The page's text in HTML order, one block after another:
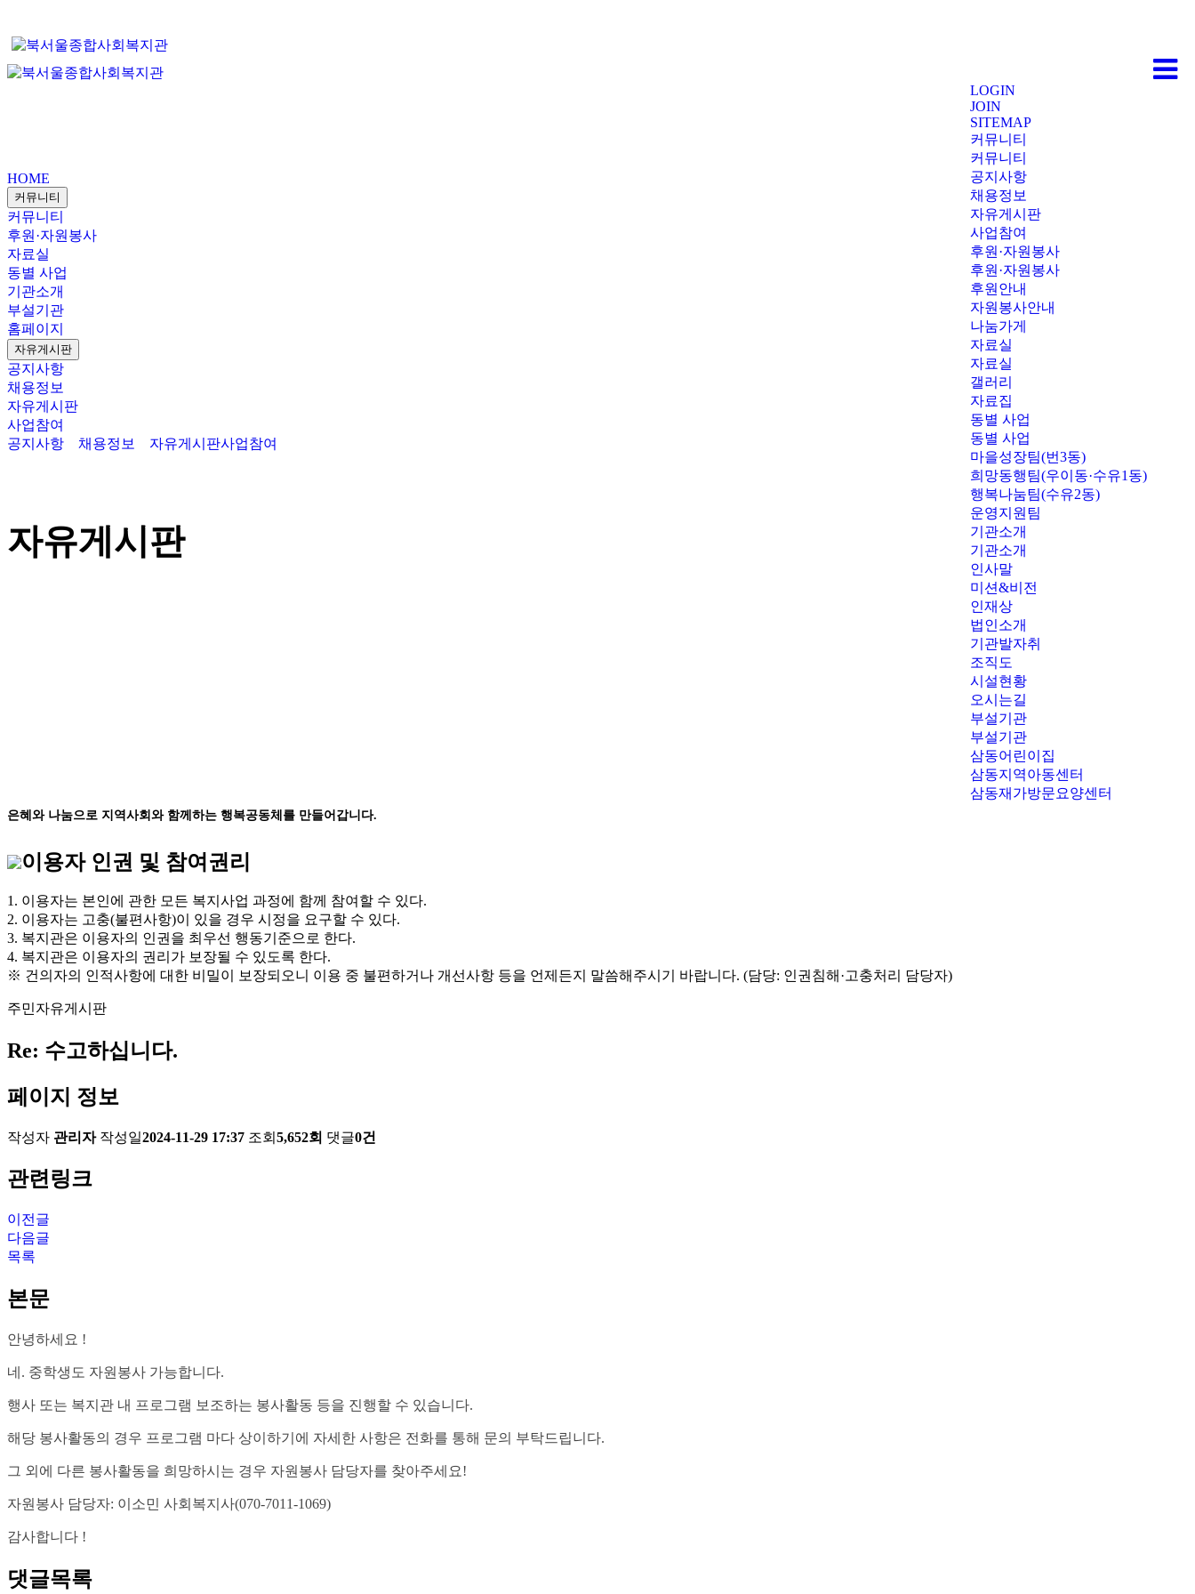
LOGIN
JOIN
SITEMAP
커뮤니티
커뮤니티
공지사항
채용정보
자유게시판
사업참여
후원·자원봉사
후원·자원봉사
후원안내
자원봉사안내
나눔가게
자료실
자료실
갤러리
자료집
동별 사업
동별 사업
마을성장팀(번3동)
희망동행팀(우이동·수유1동)
행복나눔팀(수유2동)
운영지원팀
기관소개
기관소개
인사말
미션&비전
인재상
법인소개
기관발자취
조직도
시설현황
오시는길
부설기관
부설기관
삼동어린이집
삼동지역아동센터
삼동재가방문요양센터
HOME
커뮤니티
커뮤니티
후원·자원봉사
자료실
동별 사업
기관소개
부설기관
홈페이지
자유게시판
공지사항
채용정보
자유게시판
사업참여
공지사항
채용정보 자유게시판사업참여
자유게시판
은혜와 나눔으로 지역사회와 함께하는 행복공동체를 만들어갑니다.
이용자 인권 및 참여권리
1. 이용자는 본인에 관한 모든 복지사업 과정에 함께 참여할 수 있다.
2. 이용자는 고충(불편사항)이 있을 경우 시정을 요구할 수 있다.
3. 복지관은 이용자의 인권을 최우선 행동기준으로 한다.
4. 복지관은 이용자의 권리가 보장될 수 있도록 한다.
※ 건의자의 인적사항에 대한 비밀이 보장되오니 이용 중 불편하거나 개선사항 등을 언제든지 말씀해주시기 바랍니다. (담당: 인권침해·고충처리 담당자)
주민자유게시판
Re: 수고하십니다.
페이지 정보
작성자 관리자 작성일2024-11-29 17:37 조회 5,652회 댓글0건
관련링크
이전글
다음글
목록
본문
안녕하세요 !
네. 중학생도 자원봉사 가능합니다.
행사 또는 복지관 내 프로그램 보조하는 봉사활동 등을 진행할 수 있습니다.
해당 봉사활동의 경우 프로그램 마다 상이하기에 자세한 사항은 전화를 통해 문의 부탁드립니다.
그 외에 다른 봉사활동을 희망하시는 경우 자원봉사 담당자를 찾아주세요!
자원봉사 담당자: 이소민 사회복지사(070-7011-1069)
감사합니다 !
댓글목록